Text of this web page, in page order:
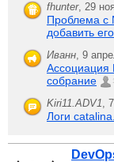
fhunter, 29
Проблема с
добавить
Иванн, 9
Ассоциация
собрание
Kiri11.ADV1,
Логи